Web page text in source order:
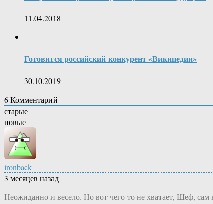
11.04.2018
Готовится российский конкурент «Википедии»
30.10.2019
6Комментарий
старые
новые
ironback
3 месяцев назад
Неожиданно и весело. Но вот чего-то не хватает, Шеф, сам